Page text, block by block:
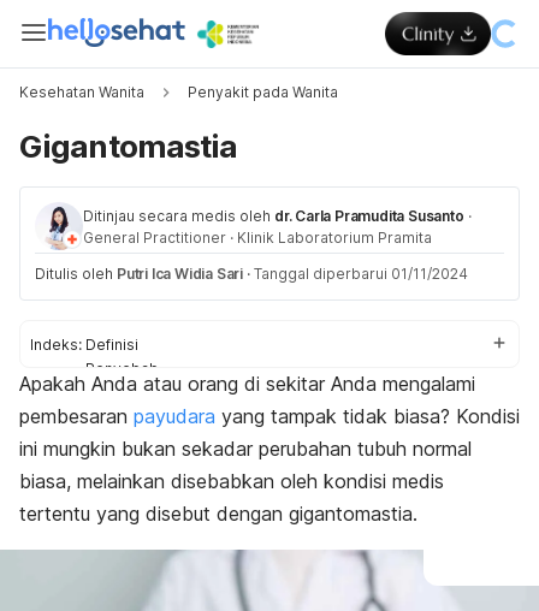
Kesehatan Wanita Penyakit pada Wanita
Gigantomastia
Ditinjau secara medis oleh dr. Carla Pramudita Susanto ·
General Practitioner · Klinik Laboratorium Pramita
Ditulis oleh Putri Ica Widia Sari · Tanggal diperbarui 01/11/2024
Indeks: Definisi
Penyebab
Diagnosis
Pengobatan
Pencegahan
Apakah Anda atau orang di sekitar Anda mengalami
pembesaran payudara yang tampak tidak biasa? Kondisi
ini mungkin bukan sekadar perubahan tubuh normal
biasa, melainkan disebabkan oleh kondisi medis
tertentu yang disebut dengan gigantomastia.